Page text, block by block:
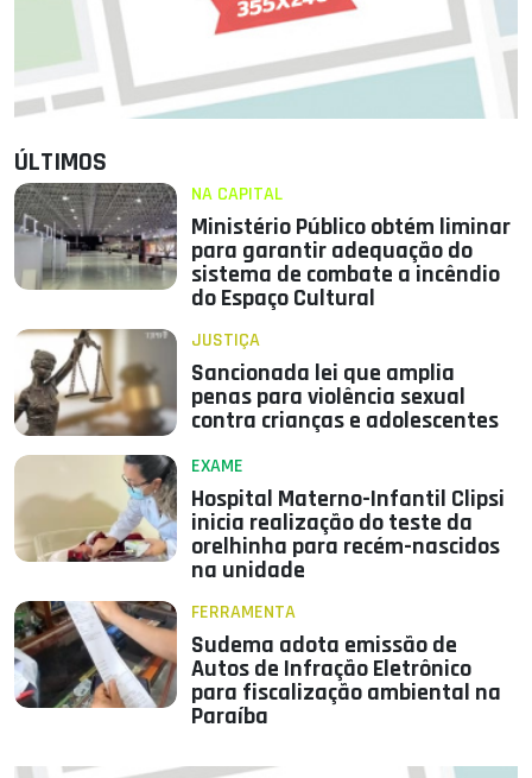
ÚLTIMOS
NA CAPITAL
Ministério Público obtém liminar
para garantir adequação do
sistema de combate a incêndio
do Espaço Cultural
JUSTIÇA
Sancionada lei que amplia
penas para violência sexual
contra crianças e adolescentes
EXAME
Hospital Materno-Infantil Clipsi
inicia realização do teste da
orelhinha para recém-nascidos
na unidade
FERRAMENTA
Sudema adota emissão de
Autos de Infração Eletrônico
para fiscalização ambiental na
Paraíba